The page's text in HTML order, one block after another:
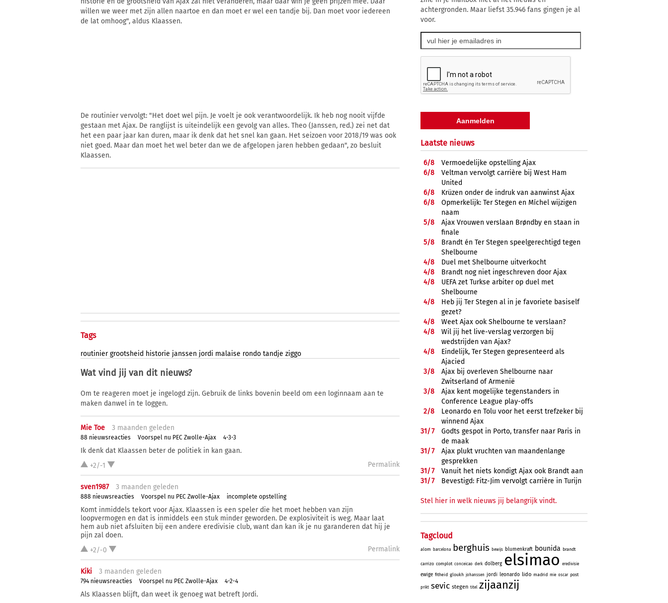
willen we weer met zijn allen naartoe en dan moet er wel een tandje bij. Dan moet voor iedereen
de lat omhoog", aldus Klaassen.
De routinier vervolgt: "Het doet wel pijn. Je voelt je ook verantwoordelijk. Ik heb nog nooit vijfde
gestaan met Ajax. De ranglijst is uiteindelijk een gevolg van alles. Theo (Janssen, red.) zei net dat
het een paar jaar kan duren, maar ik denk dat het snel kan gaan. Het seizoen voor 2018/19 was ook
niet goed. Maar dan moet het wel beter dan we de afgelopen jaren hebben gedaan", zo besluit
Klaassen.
Tags
routinier grootsheid historie janssen jordi malaise rondo tandje ziggo
Wat vind jij van dit nieuws?
Om te reageren moet je ingelogd zijn. Gebruik de links bovenin beeld om een loginnaam aan te
maken danwel in te loggen.
Mie Toe 3 maanden geleden
88 nieuwsreacties Voorspel nu PEC Zwolle-Ajax 4-3-3
Ik denk dat Klaassen beter de politiek in kan gaan.
+2/-1
Permalink
sven1987 3 maanden geleden
888 nieuwsreacties Voorspel nu PEC Zwolle-Ajax incomplete opstelling
Komt inmiddels tekort voor Ajax. Klaassen is een speler die het moet hebben van zijn
loopvermogen en dat is inmiddels een stuk minder geworden. De explosiviteit is weg. Maar laat
hem aub niet afsluiten bij een andere eredivisie club, want dan kan ik je nu garanderen dat hij je
pijn zal doen.
+2/-0
Permalink
Kiki 3 maanden geleden
794 nieuwsreacties Voorspel nu PEC Zwolle-Ajax 4-2-4
Als Klaassen blijft, dan weet ik genoeg wat betreft Jordi.
achtergronden. Maar liefst 35.946 fans gingen je al
voor.
Laatste nieuws
6/8
Vermoedelijke opstelling Ajax
6/8
Veltman vervolgt carrière bij West Ham
United
6/8
Krüzen onder de indruk van aanwinst Ajax
6/8
Opmerkelijk: Ter Stegen en Míchel wijzigen
naam
5/8
Ajax Vrouwen verslaan Brøndby en staan in
finale
5/8
Brandt én Ter Stegen speelgerechtigd tegen
Shelbourne
4/8
Duel met Shelbourne uitverkocht
4/8
Brandt nog niet ingeschreven door Ajax
4/8
UEFA zet Turkse arbiter op duel met
Shelbourne
4/8
Heb jij Ter Stegen al in je favoriete basiself
gezet?
4/8
Weet Ajax ook Shelbourne te verslaan?
4/8
Wil jij het live-verslag verzorgen bij
wedstrijden van Ajax?
4/8
Eindelijk, Ter Stegen gepresenteerd als
Ajacied
3/8
Ajax bij overleven Shelbourne naar
Zwitserland of Armenië
3/8
Ajax kent mogelijke tegenstanders in
Conference League play-offs
2/8
Leonardo en Tolu voor het eerst trefzeker bij
winnend Ajax
31/7
Godts gespot in Porto, transfer naar Paris in
de maak
31/7
Ajax plukt vruchten van maandenlange
gesprekken
31/7
Vanuit het niets kondigt Ajax ook Brandt aan
31/7 Bevestigd: Fitz-Jim vervolgt carrière in Turijn
Stel hier in welk nieuws jij belangrijk vindt.
Tagcloud
alom barcelona berghuis bewijs blumenkraft bounida brandt
carrizo complot conceicao derk dolberg elsimao eredivisie
ewige fitheid gloukh johanssen jordi leonardo lido madrid mie oscar post
prikt sevic stegen titel zijaanzij